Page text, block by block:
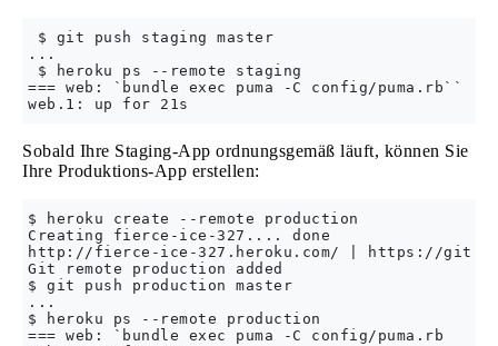
$ git push staging master
...
$ heroku ps --remote staging
=== web: `bundle exec puma -C config/puma.rb``
Sobald Ihre Staging-App ordnungsgemäß läuft, können Sie
Ihre Produktions-App erstellen:
$ heroku create --remote production
Creating fierce-ice-327.... done
http://fierce-ice-327.heroku.com/ | https://
Git remote production added
$ git push production master
...
$ heroku ps --remote production
=== web: `bundle exec puma -C config/puma.rb